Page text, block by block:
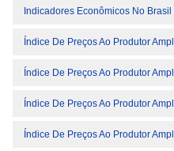
Indicadores Econômicos No Brasil
Índice De Preços Ao Produtor
Índice De Preços Ao Produtor
Índice De Preços Ao Produtor
Índice De Preços Ao Produtor